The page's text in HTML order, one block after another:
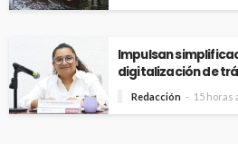
Impulsan
digitalización de
Redacción 15 horas